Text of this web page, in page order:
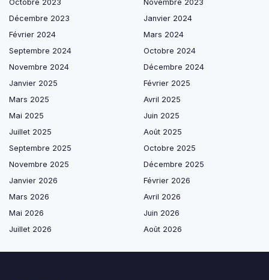
Octobre 2023
Novembre 2023
Décembre 2023
Janvier 2024
Février 2024
Mars 2024
Septembre 2024
Octobre 2024
Novembre 2024
Décembre 2024
Janvier 2025
Février 2025
Mars 2025
Avril 2025
Mai 2025
Juin 2025
Juillet 2025
Août 2025
Septembre 2025
Octobre 2025
Novembre 2025
Décembre 2025
Janvier 2026
Février 2026
Mars 2026
Avril 2026
Mai 2026
Juin 2026
Juillet 2026
Août 2026